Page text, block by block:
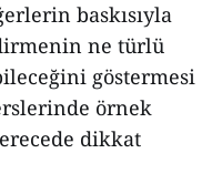
baskısıyla
ne türlü
göstermesi
örnek
dikkat